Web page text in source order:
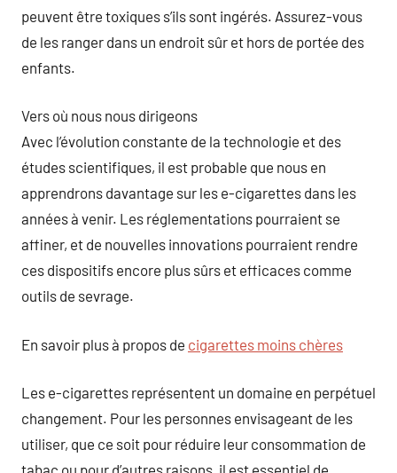
peuvent être toxiques s’ils sont ingérés. Assurez-vous
de les ranger dans un endroit sûr et hors de portée des
enfants.
Vers où nous nous dirigeons
Avec l’évolution constante de la technologie et des
études scientifiques, il est probable que nous en
apprendrons davantage sur les e-cigarettes dans les
années à venir. Les réglementations pourraient se
affiner, et de nouvelles innovations pourraient rendre
ces dispositifs encore plus sûrs et efficaces comme
outils de sevrage.
En savoir plus à propos de cigarettes moins chères
Les e-cigarettes représentent un domaine en perpétuel
changement. Pour les personnes envisageant de les
utiliser, que ce soit pour réduire leur consommation de
tabac ou pour d’autres raisons, il est essentiel de